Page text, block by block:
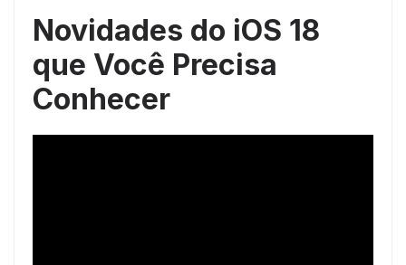
Novidades do iOS 18
que Você Precisa
Conhecer